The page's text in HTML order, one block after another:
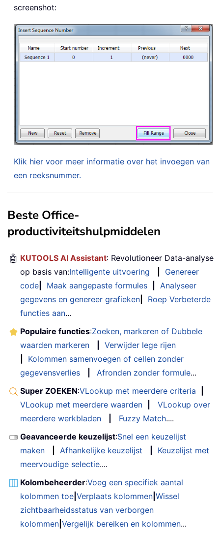
screenshot:
Klik hier voor meer informatie over het invoegen van
een reeksnummer.
Beste Office-
productiviteitshulpmiddelen
🤖 KUTOOLS AI Assistant: Revolutioneer Data-analyse
op basis van:Intelligente uitvoering
Genereer
code
Maak aangepaste formules
Analyseer
gegevens en genereer grafieken
Roep Verbeterde
functies aan…
Populaire functies:Zoeken, markeren of Dubbele
waarden markeren
Verwijder lege rijen
Kolommen samenvoegen of cellen zonder
gegevensverlies
Afronden zonder formule...
Super ZOEKEN:VLookup met meerdere criteria
VLookup met meerdere waarden
VLookup over
meerdere werkbladen
Fuzzy Match....
Geavanceerde keuzelijst:Snel een keuzelijst
maken
Afhankelijke keuzelijst
Keuzelijst met
meervoudige selectie....
Kolombeheerder:Voeg een specifiek aantal
kolommen toe Verplaats kolommen Wissel
zichtbaarheidsstatus van verborgen
kolommen Vergelijk bereiken en kolommen...